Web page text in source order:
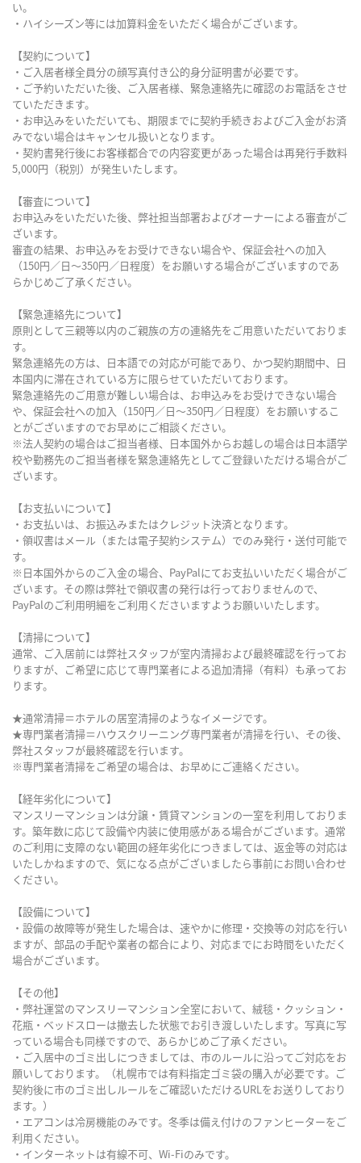
い。
・ハイシーズン等には加算料金をいただく場合がございます。
【契約について】
・ご入居者様全員分の顔写真付き公的身分証明書が必要です。
・ご予約いただいた後、ご入居者様、緊急連絡先に確認のお電話をさせ
ていただきます。
・お申込みをいただいても、期限までに契約手続きおよびご入金がお済
みでない場合はキャンセル扱いとなります。
・契約書発行後にお客様都合での内容変更があった場合は再発行手数料
5,000円（税別）が発生いたします。
【審査について】
お申込みをいただいた後、弊社担当部署およびオーナーによる審査がご
ざいます。
審査の結果、お申込みをお受けできない場合や、保証会社への加入
（150円／日～350円／日程度）をお願いする場合がございますのであ
らかじめご了承ください。
【緊急連絡先について】
原則として三親等以内のご親族の方の連絡先をご用意いただいておりま
す。
緊急連絡先の方は、日本語での対応が可能であり、かつ契約期間中、日
本国内に滞在されている方に限らせていただいております。
緊急連絡先のご用意が難しい場合は、お申込みをお受けできない場合
や、保証会社への加入（150円／日～350円／日程度）をお願いするこ
とがございますのでお早めにご相談ください。
※法人契約の場合はご担当者様、日本国外からお越しの場合は日本語学
校や勤務先のご担当者様を緊急連絡先としてご登録いただける場合がご
ざいます。
【お支払いについて】
・お支払いは、お振込みまたはクレジット決済となります。
・領収書はメール（または電子契約システム）でのみ発行・送付可能で
す。
※日本国外からのご入金の場合、PayPalにてお支払いいただく場合がご
ざいます。その際は弊社で領収書の発行は行っておりませんので、
PayPalのご利用明細をご利用くださいますようお願いいたします。
【清掃について】
通常、ご入居前には弊社スタッフが室内清掃および最終確認を行ってお
りますが、ご希望に応じて専門業者による追加清掃（有料）も承ってお
ります。
★通常清掃＝ホテルの居室清掃のようなイメージです。
★専門業者清掃＝ハウスクリーニング専門業者が清掃を行い、その後、
弊社スタッフが最終確認を行います。
※専門業者清掃をご希望の場合は、お早めにご連絡ください。
【経年劣化について】
マンスリーマンションは分譲・賃貸マンションの一室を利用しておりま
す。築年数に応じて設備や内装に使用感がある場合がございます。通常
のご利用に支障のない範囲の経年劣化につきましては、返金等の対応は
いたしかねますので、気になる点がございましたら事前にお問い合わせ
ください。
【設備について】
・設備の故障等が発生した場合は、速やかに修理・交換等の対応を行い
ますが、部品の手配や業者の都合により、対応までにお時間をいただく
場合がございます。
【その他】
・弊社運営のマンスリーマンション全室において、絨毯・クッション・
花瓶・ベッドスローは撤去した状態でお引き渡しいたします。写真に写
っている場合も同様ですので、あらかじめご了承ください。
・ご入居中のゴミ出しにつきましては、市のルールに沿ってご対応をお
願いしております。（札幌市では有料指定ゴミ袋の購入が必要です。ご
契約後に市のゴミ出しルールをご確認いただけるURLをお送りしており
ます。）
・エアコンは冷房機能のみです。冬季は備え付けのファンヒーターをご
利用ください。
・インターネットは有線不可、Wi-Fiのみです。